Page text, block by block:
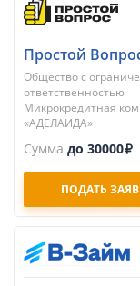
Простой
Общество с
ответственностью
Микрокредитная
«АДЕЛАИДА»
Сумма до 30000
ПОДАТЬ